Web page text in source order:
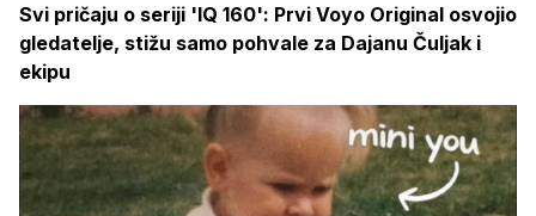
Svi pričaju o seriji 'IQ 160': Prvi Voyo Original osvojio
gledatelje, stižu samo pohvale za Dajanu Čuljak i
ekipu